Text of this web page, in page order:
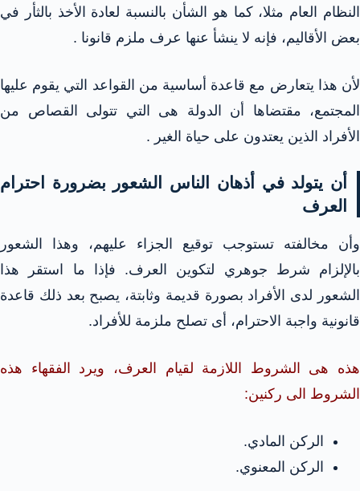
النظام العام مثلا، كما هو الشأن بالنسبة لعادة الأخذ بالثأر في
بعض الأقاليم، فإنه لا ينشأ عنها عرف ملزم قانونا .
لأن هذا يتعارض مع قاعدة أساسية من القواعد التي يقوم عليها
المجتمع، مقتضاها أن الدولة هى التي تتولى القصاص من
الأفراد الذين يعتدون على حياة الغير .
أن يتولد في أذهان الناس الشعور بضرورة احترام
العرف
وأن مخالفته تستوجب توقيع الجزاء عليهم، وهذا الشعور
بالإلزام شرط جوهري لتكوين العرف. فإذا ما استقر هذا
الشعور لدى الأفراد بصورة قديمة وثابتة، يصبح بعد ذلك قاعدة
قانونية واجبة الاحترام، أى تصلح ملزمة للأفراد.
هذه هى الشروط اللازمة لقيام العرف، ويرد الفقهاء هذه
الشروط الى ركنين:
الركن المادي.
الركن المعنوي.